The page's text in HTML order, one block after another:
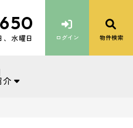
、水曜日 ログイン 物件検索
介